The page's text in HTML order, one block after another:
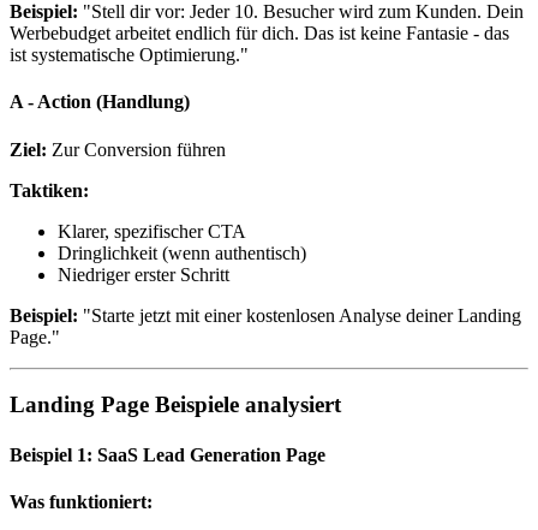
Beispiel: "Stell dir vor: Jeder 10. Besucher wird zum Kunden. Dein
Werbebudget arbeitet endlich für dich. Das ist keine Fantasie - das
ist systematische Optimierung."
A - Action (Handlung)
Ziel: Zur Conversion führen
Taktiken:
Klarer, spezifischer CTA
Dringlichkeit (wenn authentisch)
Niedriger erster Schritt
Beispiel: "Starte jetzt mit einer kostenlosen Analyse deiner Landing
Page."
Landing Page Beispiele analysiert
Beispiel 1: SaaS Lead Generation Page
Was funktioniert: